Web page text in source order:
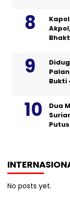
Bukti
Dua
No posts yet.